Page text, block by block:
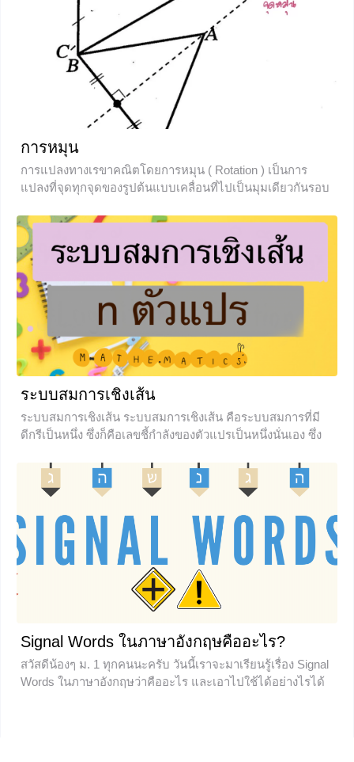
ความหมายของคำสุภาพ คำสุภาพ เป็นการเปลี่ยนแปลงการ
ใช้คำศัพท์เดิมให้เปลี่ยนไปในทางดีขึ้น เพื่อให้ดูสุภาพมากกว่า
เดิม ใช้เมื่อต้องการหลีกเลี่ยงเรียกคำที่ไม่น่าฟัง หรือใช้กับคนที่
อาวุโสกว่าก็ได้ อาจเรียกอีกอย่างว่าเป็นคำราชาศัพท์
การหมุน
การแปลงทางเรขาคณิตโดยการหมุน ( Rotation ) เป็นการ
แปลงที่จุดทุกจุดของรูปต้นแบบเคลื่อนที่ไปเป็นมุมเดียวกันรอบ
นาฬิกาหรือตามเข็มนาฬิกา
+5
ระบบสมการเชิงเส้น
ระบบสมการเชิงเส้น ระบบสมการเชิงเส้น คือระบบสมการที่มี
ดีกรีเป็นหนึ่ง ซึ่งก็คือเลขชี้กำลังของตัวแปรเป็นหนึ่งนั่นเอง ซึ่ง
แล้ว ระบบสมการเชิงเส้นสองตัวแปร เช่น แล้วเราก็แก้สมการ
หาค่า x, y (ซึ่งอาจจะมีคำตอบหรือไม่มีก็ได้) แต่ในบทความนี้
คือน้องๆจะต้องหาคำตอบของตัวแปร n ตัวตัว ซึ่งการหาคำตอบ
นั้นมีหลายวิธีไม่ว่าจะเป็นการใช้เมทริกซ์ (ซึ่งน้องๆจะได้เรียน
ในบทความถัดๆไป) หรือการแก้สมการธรรมดาและในข้อสอบ
ส่วนใหญ่จะเน้นให้น้องๆหาคำตอบในระบบสมการเชิงเส้นที่ไม่
เกิน 3 ตัวแปร เพราะถ้าเกินกว่านั้นอาจจะใช้เวลาในการหาคำ
+1
Signal Words ในภาษาอังกฤษคืออะไร?
สวัสดีน้องๆ ม. 1 ทุกคนนะครับ วันนี้เราจะมาเรียนรู้เรื่อง Signal
Words ในภาษาอังกฤษว่าคืออะไร และเอาไปใช้ได้อย่างไรได้